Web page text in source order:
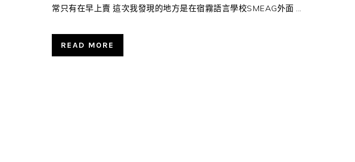
常只有在早上賣 這次我發現的地方是在宿霧語言學校SMEAG外面 ...
READ MORE